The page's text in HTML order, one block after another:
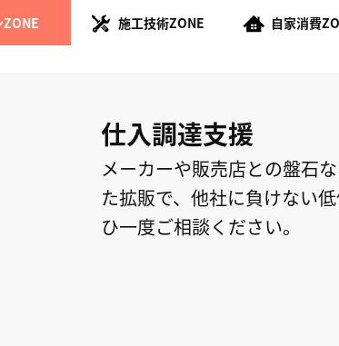
施工技術ZONE 自家消費
仕入調達支援
メーカーや販売店との盤石
た拡販で、他社に負けない
ひ一度ご相談ください。